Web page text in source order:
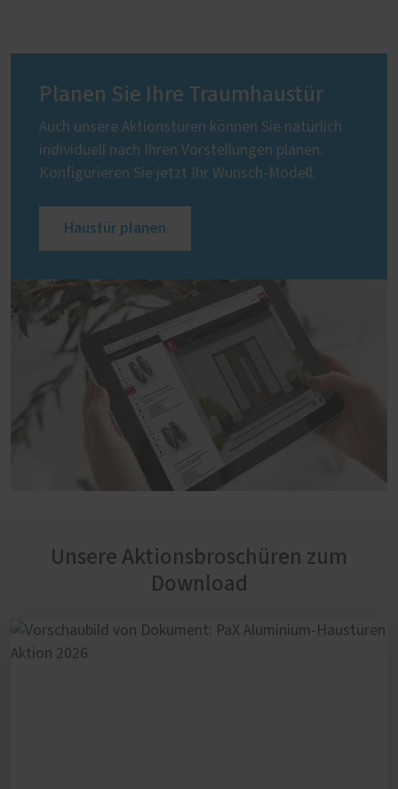
Planen Sie Ihre Traumhaustür
Auch unsere Aktionstüren können Sie natürlich
individuell nach Ihren Vorstellungen planen.
Konfigurieren Sie jetzt Ihr Wunsch-Modell.
Haustür planen
Unsere Aktionsbroschüren zum
Download